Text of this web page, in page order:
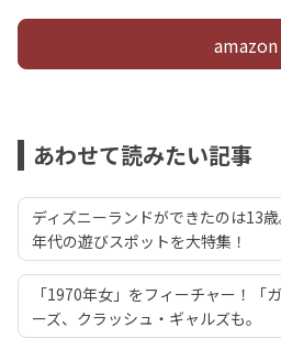
amazon
あわせて読みたい記事
ディズニーランドができたのは13
年代の遊びスポットを大特集！
「1970年女」をフィーチャー！「
ーズ、クラッシュ・ギャルズも。